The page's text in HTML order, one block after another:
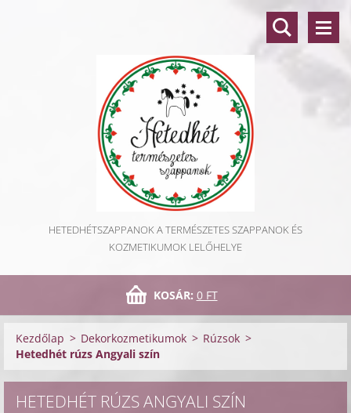
HETEDHÉTSZAPPANOK A TERMÉSZETES SZAPPANOK ÉS
KOZMETIKUMOK LELŐHELYE
KOSÁR: 0 FT
Kezdőlap > Dekorkozmetikumok > Rúzsok >
Hetedhét rúzs Angyali szín
HETEDHÉT RÚZS ANGYALI SZÍN